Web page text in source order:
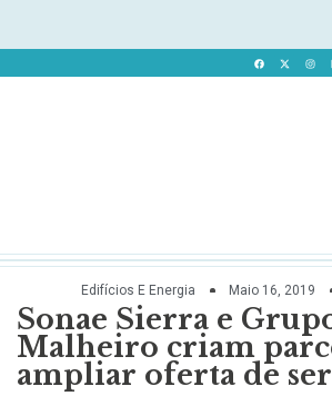
Edifícios E Energia Maio 16, 2019
Sonae Sierra e
Malheiro criam
ampliar oferta de